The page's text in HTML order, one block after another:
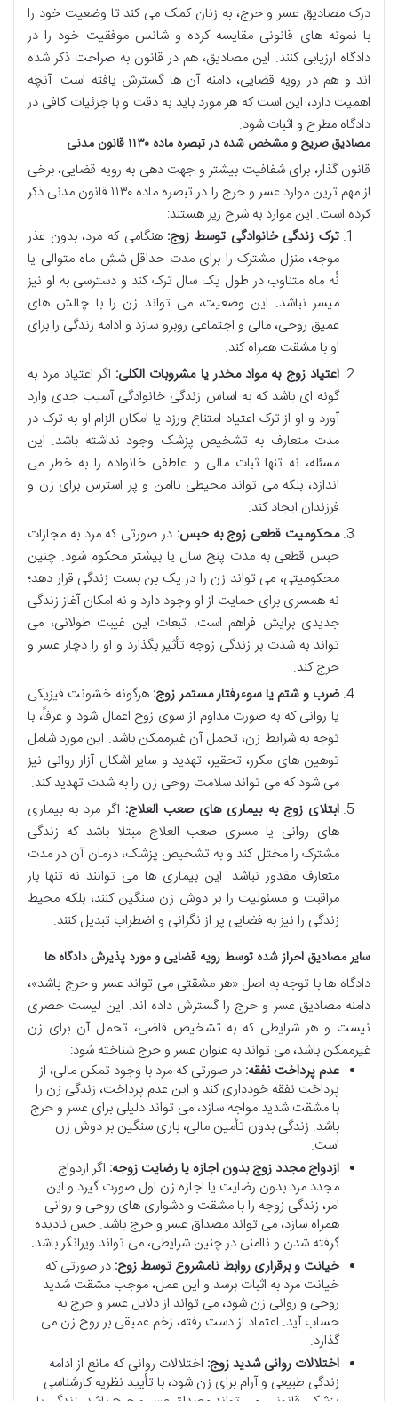
درک مصادیق عسر و حرج، به زنان کمک می کند تا وضعیت خود را
با نمونه های قانونی مقایسه کرده و شانس موفقیت خود را در
دادگاه ارزیابی کنند. این مصادیق، هم در قانون به صراحت ذکر شده
اند و هم در رویه قضایی، دامنه آن ها گسترش یافته است. آنچه
اهمیت دارد، این است که هر مورد باید به دقت و با جزئیات کافی در
دادگاه مطرح و اثبات شود.
مصادیق صریح و مشخص شده در تبصره ماده ۱۱۳۰ قانون مدنی
قانون گذار، برای شفافیت بیشتر و جهت دهی به رویه قضایی، برخی
از مهم ترین موارد عسر و حرج را در تبصره ماده ۱۱۳۰ قانون مدنی ذکر
کرده است. این موارد به شرح زیر هستند:
ترک زندگی خانوادگی توسط زوج: هنگامی که مرد، بدون عذر
موجه، منزل مشترک را برای مدت حداقل شش ماه متوالی یا
نُه ماه متناوب در طول یک سال ترک کند و دسترسی به او نیز
میسر نباشد. این وضعیت، می تواند زن را با چالش های
عمیق روحی، مالی و اجتماعی روبرو سازد و ادامه زندگی را برای
او با مشقت همراه کند.
اعتیاد زوج به مواد مخدر یا مشروبات الکلی: اگر اعتیاد مرد به
گونه ای باشد که به اساس زندگی خانوادگی آسیب جدی وارد
آورد و او از ترک اعتیاد امتناع ورزد یا امکان الزام او به ترک در
مدت متعارف به تشخیص پزشک وجود نداشته باشد. این
مسئله، نه تنها ثبات مالی و عاطفی خانواده را به خطر می
اندازد، بلکه می تواند محیطی ناامن و پر استرس برای زن و
فرزندان ایجاد کند.
محکومیت قطعی زوج به حبس: در صورتی که مرد به مجازات
حبس قطعی به مدت پنج سال یا بیشتر محکوم شود. چنین
محکومیتی، می تواند زن را در یک بن بست زندگی قرار دهد؛
نه همسری برای حمایت از او وجود دارد و نه امکان آغاز زندگی
جدیدی برایش فراهم است. تبعات این غیبت طولانی، می
تواند به شدت بر زندگی زوجه تأثیر بگذارد و او را دچار عسر و
حرج کند.
ضرب و شتم یا سوءرفتار مستمر زوج: هرگونه خشونت فیزیکی
یا روانی که به صورت مداوم از سوی زوج اعمال شود و عرفاً، با
توجه به شرایط زن، تحمل آن غیرممکن باشد. این مورد شامل
توهین های مکرر، تحقیر، تهدید و سایر اشکال آزار روانی نیز
می شود که می تواند سلامت روحی زن را به شدت تهدید کند.
ابتلای زوج به بیماری های صعب العلاج: اگر مرد به بیماری
های روانی یا مسری صعب العلاج مبتلا باشد که زندگی
مشترک را مختل کند و به تشخیص پزشک، درمان آن در مدت
متعارف مقدور نباشد. این بیماری ها می توانند نه تنها بار
مراقبت و مسئولیت را بر دوش زن سنگین کنند، بلکه محیط
زندگی را نیز به فضایی پر از نگرانی و اضطراب تبدیل کنند.
سایر مصادیق احراز شده توسط رویه قضایی و مورد پذیرش دادگاه ها
دادگاه ها با توجه به اصل «هر مشقتی می تواند عسر و حرج باشد»،
دامنه مصادیق عسر و حرج را گسترش داده اند. این لیست حصری
نیست و هر شرایطی که به تشخیص قاضی، تحمل آن برای زن
غیرممکن باشد، می تواند به عنوان عسر و حرج شناخته شود:
عدم پرداخت نفقه: در صورتی که مرد با وجود تمکن مالی، از
پرداخت نفقه خودداری کند و این عدم پرداخت، زندگی زن را
با مشقت شدید مواجه سازد، می تواند دلیلی برای عسر و حرج
باشد. زندگی بدون تأمین مالی، باری سنگین بر دوش زن
است.
ازدواج مجدد زوج بدون اجازه یا رضایت زوجه: اگر ازدواج
مجدد مرد بدون رضایت یا اجازه زن اول صورت گیرد و این
امر، زندگی زوجه را با مشقت و دشواری های روحی و روانی
همراه سازد، می تواند مصداق عسر و حرج باشد. حس نادیده
گرفته شدن و ناامنی در چنین شرایطی، می تواند ویرانگر باشد.
خیانت و برقراری روابط نامشروع توسط زوج: در صورتی که
خیانت مرد به اثبات برسد و این عمل، موجب مشقت شدید
روحی و روانی زن شود، می تواند از دلایل عسر و حرج به
حساب آید. اعتماد از دست رفته، زخم عمیقی بر روح زن می
گذارد.
اختلالات روانی شدید زوج: اختلالات روانی که مانع از ادامه
زندگی طبیعی و آرام برای زن شود، با تأیید نظریه کارشناسی